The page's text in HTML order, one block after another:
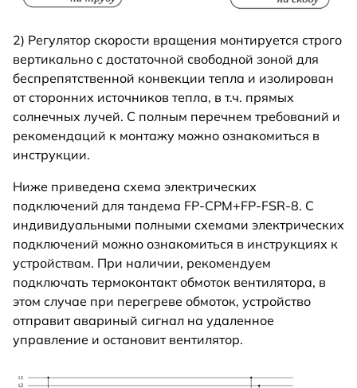
2) Регулятор скорости вращения монтируется строго
вертикально с достаточной свободной зоной для
беспрепятственной конвекции тепла и изолирован
от сторонних источников тепла, в т.ч. прямых
солнечных лучей. С полным перечнем требований и
рекомендаций к монтажу можно ознакомиться в
инструкции.
Ниже приведена схема электрических
подключений для тандема FP-CPM+FP-FSR-8. С
индивидуальными полными схемами электрических
подключений можно ознакомиться в инструкциях к
устройствам. При наличии, рекомендуем
подключать термоконтакт обмоток вентилятора, в
этом случае при перегреве обмоток, устройство
отправит авариный сигнал на удаленное
управление и остановит вентилятор.